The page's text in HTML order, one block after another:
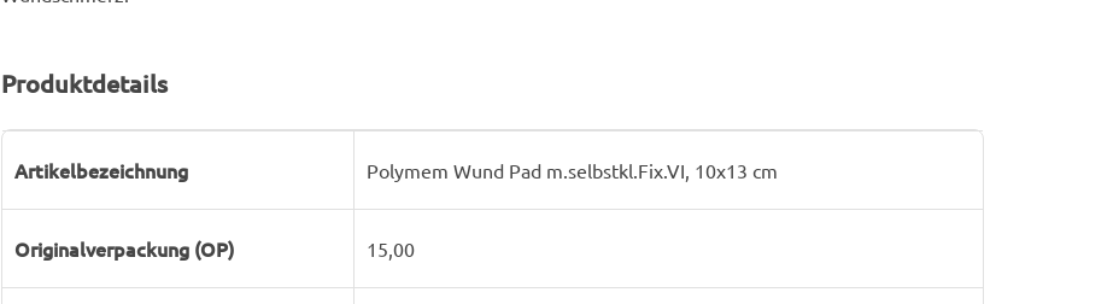
Produktdetails
Artikelbezeichnung Polymem Wund Pad m.selbstkl.Fix.VI, 10x13 cm
Originalverpackung (OP) 15,00